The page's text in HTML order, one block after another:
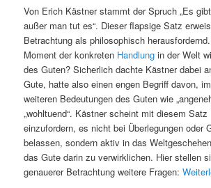
Von Erich Kästner stammt der Spruch „Es
außer man tut es“. Dieser flapsige Satz
Betrachtung als philosophisch
Moment der konkreten Handlung in der Welt
des Guten? Sicherlich dachte Kästner dabei
Gute, hatte also einen engen Begriff davon,
weiteren Bedeutungen des Guten wie
„wohltuend“. Kästner scheint mit diesem
einzufordern, es nicht bei Überlegungen oder
belassen, sondern aktiv in das
das Gute darin zu verwirklichen. Hier stellen
genauerer Betrachtung weitere Fragen: